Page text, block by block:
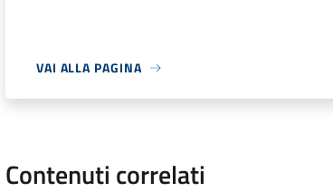
VAI ALLA PAGINA
Contenuti correlati